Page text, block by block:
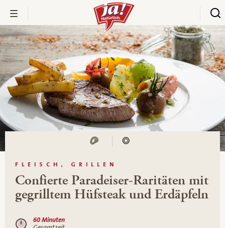
FLEISCH, GRILLEN
Confierte Paradeiser-Raritäten mit
gegrilltem Hüfsteak und Erdäpfeln
60 Minuten